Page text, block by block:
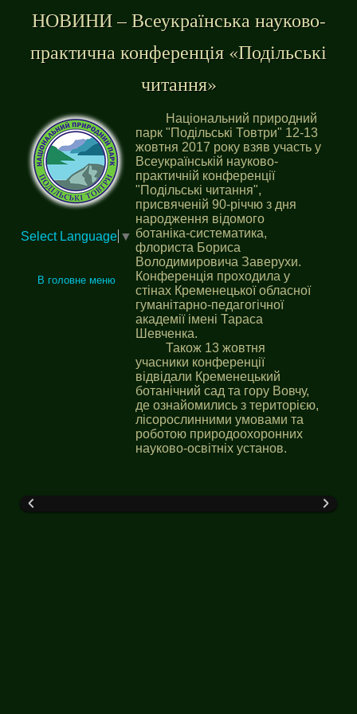
НОВИНИ – Всеукраїнська науково-
практична конференція «Подільські
читання»
Select Language ▼
В головне меню
Національний природний
парк "Подільські Товтри" 12-13
жовтня 2017 року взяв участь у
Всеукраїнській науково-
практичній конференції
"Подільські читання",
присвяченій 90-річчю з дня
народження відомого
ботаніка-систематика,
флориста Бориса
Володимировича Заверухи.
Конференція проходила у
стінах Кременецької обласної
гуманітарно-педагогічної
академії імені Тараса
Шевченка.
Також 13 жовтня
учасники конференції
відвідали Кременецький
ботанічний сад та гору Вовчу,
де ознайомились з територією,
лісорослинними умовами та
роботою природоохоронних
науково-освітніх установ.